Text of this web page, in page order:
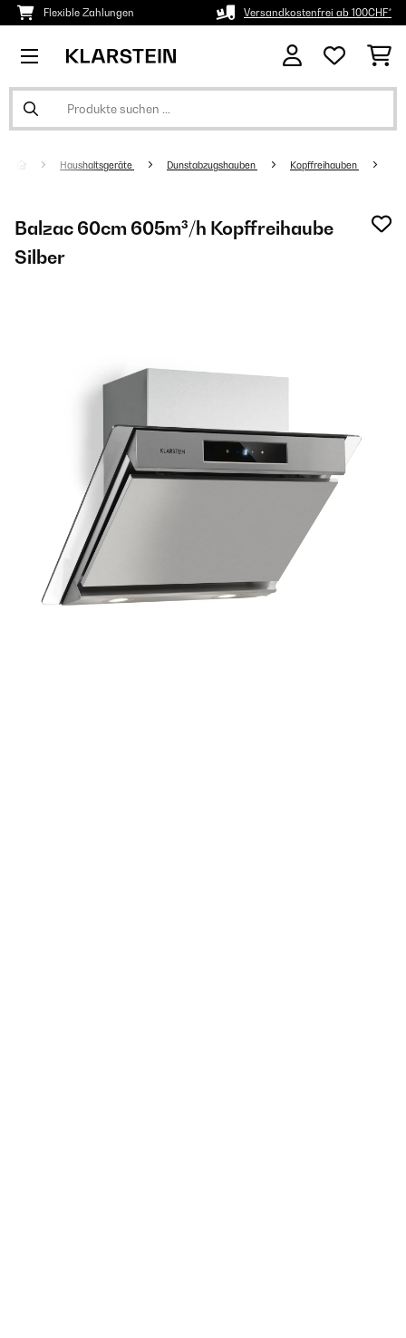
Flexible Zahlungen Versandkostenfrei ab 100CHF*
Haushaltsgeräte Dunstabzugshauben Kopffreihauben
Balzac 60cm 605m³/h Kopffreihaube
Silber